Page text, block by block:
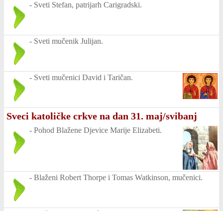
- Sveti Stefan, patrijarh Carigradski.
- Sveti mučenik Julijan.
- Sveti mučenici David i Taričan.
Sveci katoličke crkve na dan 31. maj/svibanj
- Pohod Blažene Djevice Marije Elizabeti.
- Blaženi Robert Thorpe i Tomas Watkinson, mučenici.